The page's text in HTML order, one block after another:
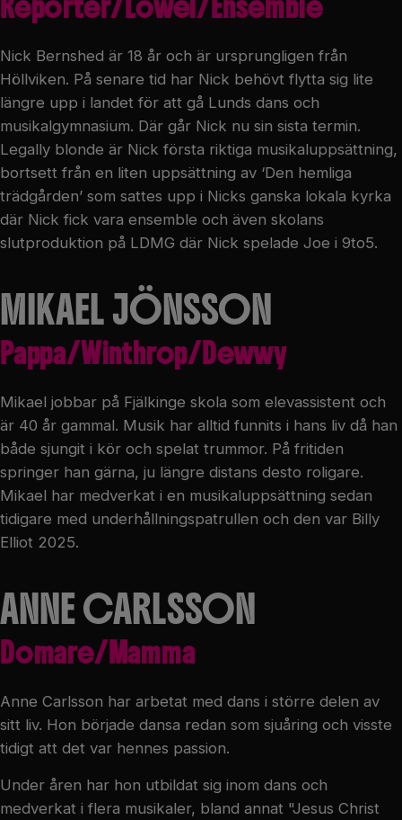
Nick Bernshed är 18 år och är ursprungligen från
Höllviken. På senare tid har Nick behövt flytta sig lite
längre upp i landet för att gå Lunds dans och
musikalgymnasium. Där går Nick nu sin sista termin.
Legally blonde är Nick första riktiga musikaluppsättning,
bortsett från en liten uppsättning av ‘Den hemliga
trädgården’ som sattes upp i Nicks ganska lokala kyrka
där Nick fick vara ensemble och även skolans
slutproduktion på LDMG där Nick spelade Joe i 9to5.
MIKAEL JÖNSSON
Pappa/Winthrop/Dewwy
Mikael jobbar på Fjälkinge skola som elevassistent och
är 40 år gammal. Musik har alltid funnits i hans liv då han
både sjungit i kör och spelat trummor. På fritiden
springer han gärna, ju längre distans desto roligare.
Mikael har medverkat i en musikaluppsättning sedan
tidigare med underhållningspatrullen och den var Billy
Elliot 2025.
ANNE CARLSSON
Domare/Mamma
Anne Carlsson har arbetat med dans i större delen av
sitt liv. Hon började dansa redan som sjuåring och visste
tidigt att det var hennes passion.
Under åren har hon utbildat sig inom dans och
medverkat i flera musikaler, bland annat "Jesus Christ